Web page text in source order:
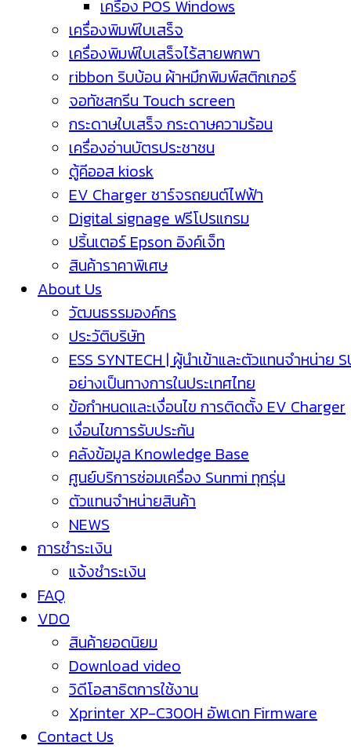
เครื่อง POS Windows
เครื่องพิมพ์ใบเสร็จ
เครื่องพิมพ์ใบเสร็จไร้สายพกพา
ribbon ริบบ้อน ผ้าหมึกพิมพ์สติกเกอร์
จอทัชสกรีน Touch screen
กระดาษใบเสร็จ กระดาษความร้อน
เครื่องอ่านบัตรประชาชน
ตู้คีออส kiosk
EV Charger ชาร์จรถยนต์ไฟฟ้า
Digital signage ฟรีโปรแกรม
ปริ้นเตอร์ Epson อิงค์เจ็ท
สินค้าราคาพิเศษ
About Us
วัฒนธรรมองค์กร
ประวัติบริษัท
ESS SYNTECH | ผู้นำเข้าและตัวแทนจำหน่าย
อย่างเป็นทางการในประเทศไทย
ข้อกำหนดและเงื่อนไข การติดตั้ง EV Charger
เงื่อนไขการรับประกัน
คลังข้อมูล Knowledge Base
ศูนย์บริการซ่อมเครื่อง Sunmi ทุกรุ่น
ตัวแทนจำหน่ายสินค้า
NEWS
การชำระเงิน
แจ้งชำระเงิน
FAQ
VDO
สินค้ายอดนิยม
Download video
วิดีโอสาธิตการใช้งาน
Xprinter XP-C300H อัพเดท Firmware
Contact Us